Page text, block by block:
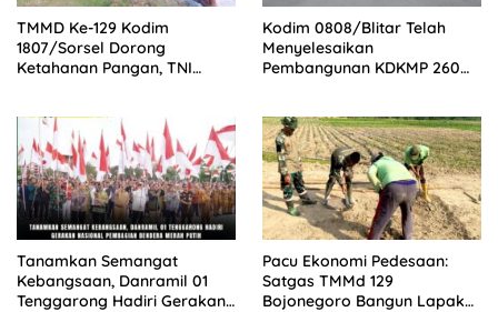
TMMD Ke-129 Kodim
1807/Sorsel Dorong
Ketahanan Pangan, TNI
Kampung Sesor
Kodim 0808/Blitar Telah
Menyelesaikan
Pembangunan KDKMP 260
Indonesia
Tanamkan Semangat
Kebangsaan, Danramil 01
Tenggarong Hadiri Gerakan
Pacu Ekonomi Pedesaan:
Satgas TMMd 129
Bojonegoro Bangun Lapak